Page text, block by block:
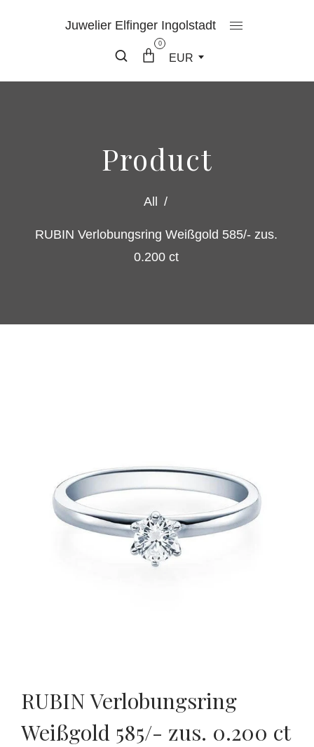
Juwelier Elfinger Ingolstadt
0
EUR
Product
All /
RUBIN Verlobungsring Weißgold 585/- zus.
0.200 ct
RUBIN Verlobungsring
Weißgold 585/- zus. 0.200 ct